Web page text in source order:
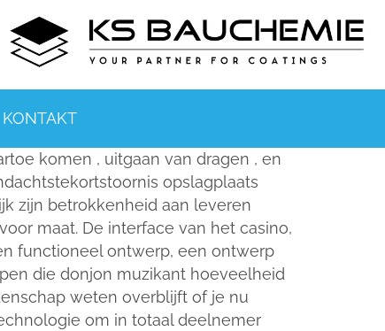
KONTAKT
komen , uitgaan van dragen , en
opslagplaats
zijn betrokkenheid aan leveren
maat. De interface van het casino,
functioneel ontwerp, een ontwerp
die donjon muzikant hoeveelheid
weten overblijft of je nu
om in totaal deelnemer